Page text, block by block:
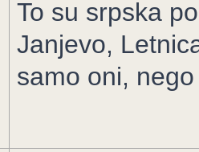
To su srpska
Janjevo,
samo oni,